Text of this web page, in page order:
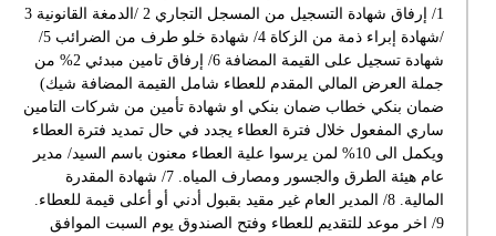
1/ إرفاق شهادة التسجيل من المسجل التجاري 2 /الدمغة القانونية 3
/شهادة إبراء ذمة من الزكاة 4/ شهادة خلو طرف من الضرائب 5/
شهادة تسجيل على القيمة المضافة 6/ إرفاق تامين مبدئي 2% من
جملة العرض المالي المقدم للعطاء شامل القيمة المضافة شيك)
ضمان بنكي خطاب ضمان بنكي او شهادة تأمين من شركات التامين
ساري المفعول خلال فترة العطاء يجدد في حال تمديد فترة العطاء
ويكمل الى 10% لمن يرسوا علية العطاء معنون باسم السيد/ مدير
عام هيئة الطرق والجسور ومصارف المياه. 7/ شهادة المقدرة
المالية. 8/ المدير العام غير مقيد بقبول أدني أو أعلى قيمة للعطاء.
9/ اخر موعد للتقديم للعطاء وفتح الصندوق يوم السبت الموافق